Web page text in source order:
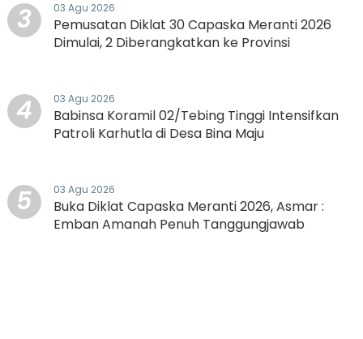
3 03 Agu 2026
Pemusatan Diklat 30 Capaska Meranti 2026
Dimulai, 2 Diberangkatkan ke Provinsi
4 03 Agu 2026
Babinsa Koramil 02/Tebing Tinggi Intensifkan
Patroli Karhutla di Desa Bina Maju
5 03 Agu 2026
Buka Diklat Capaska Meranti 2026, Asmar :
Emban Amanah Penuh Tanggungjawab